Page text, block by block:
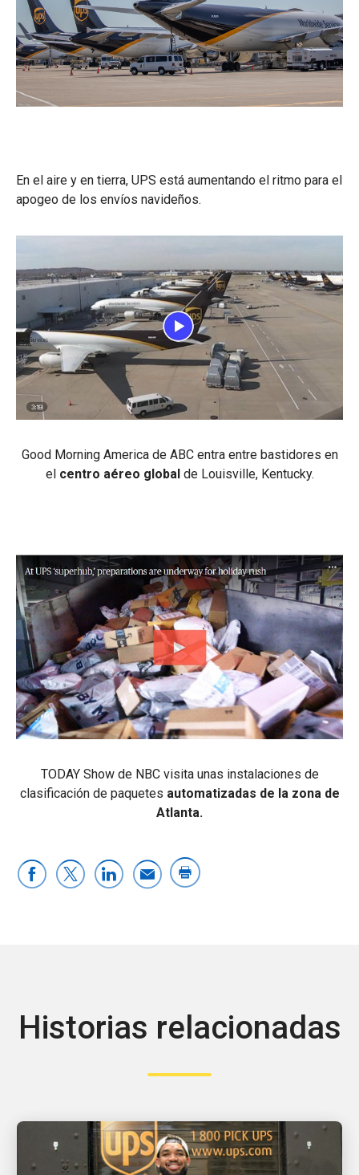
En el aire y en tierra, UPS está aumentando el ritmo para el
apogeo de los envíos navideños.
Good Morning America de ABC entra entre bastidores en
elcentro aéreo global de Louisville, Kentucky.
TODAY Show de NBC visita unas instalaciones de
clasificación de paquetes automatizadas de la zona de
Atlanta.
Historias relacionadas